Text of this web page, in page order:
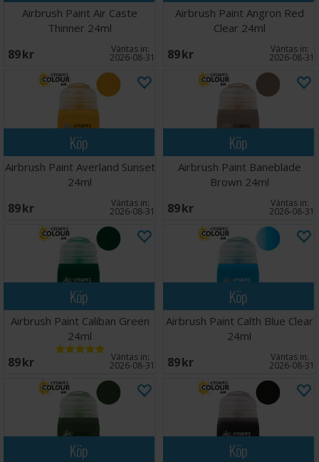
Airbrush Paint Air Caste
Thinner 24ml
89 SEK Väntas in:
2026-08-31
Airbrush Paint Angron Red
Clear 24ml
89 SEK Väntas in:
2026-08-31
Köp
Airbrush Paint Averland Sunset
24ml
89 SEK Väntas in:
2026-08-31
Köp
Airbrush Paint Baneblade
Brown 24ml
89 SEK Väntas in:
2026-08-31
Köp
Airbrush Paint Caliban Green
24ml
89 SEK Väntas in:
2026-08-31
Köp
Airbrush Paint Calth Blue Clear
24ml
89 SEK Väntas in:
2026-08-31
Köp Köp